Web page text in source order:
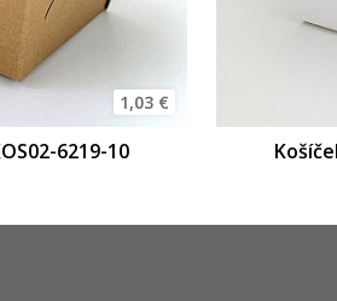
1,03 €
6219-10